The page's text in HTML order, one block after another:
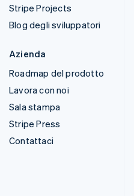
Stripe Projects
Blog degli sviluppatori
Azienda
Roadmap del prodotto
Lavora con noi
Sala stampa
Stripe Press
Contattaci